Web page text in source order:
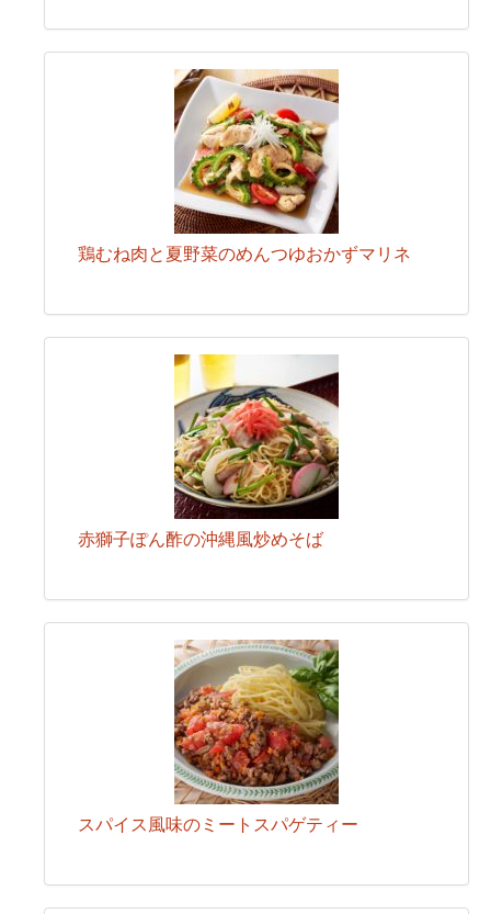
鶏むね肉と夏野菜のめんつゆおかずマリネ
赤獅子ぽん酢の沖縄風炒めそば
スパイス風味のミートスパゲティー